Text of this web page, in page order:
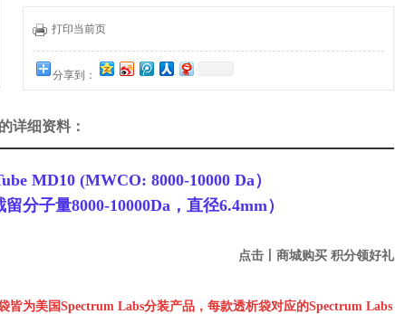
打印当前页
分享到：
详细资料：
MD10 (MWCO: 8000-10000 Da）
分子量8000-10000Da，直径6.4mm）
点击丨商城购买 积分领好礼
皆为美国Spectrum Labs分装产品，每款透析袋对应的Spectrum Labs